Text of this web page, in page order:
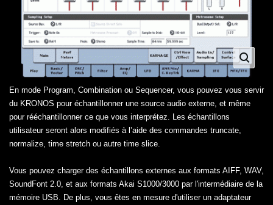
En mode Program, Combination ou Sequencer, vous pouvez vous servir
du KRONOS pour échantillonner une source audio externe, et même
pour rééchantillonner ce que vous interprétez. Les échantillons
utilisateur seront alors modifiés à l’aide des commandes truncate,
normalize, time stretch ou autre time slice.
Vous pouvez charger des échantillons externes aux formats AIFF, WAV,
SoundFont 2.0, et aux formats Akai S1000/3000 par l'intermédiaire de la
mémoire USB. De plus, vous êtes en mesure d'utiliser un adaptateur